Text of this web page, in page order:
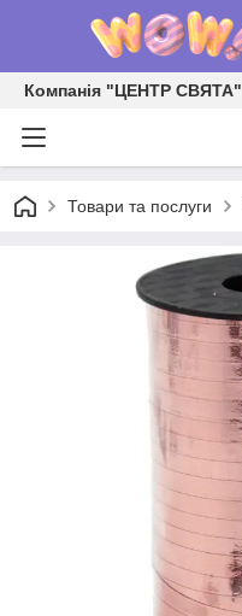
Компанія "ЦЕНТР СВЯТА"
Товари та послуги